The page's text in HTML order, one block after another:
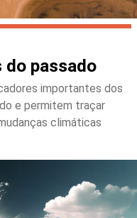
do passado
importantes dos
e permitem traçar
climáticas